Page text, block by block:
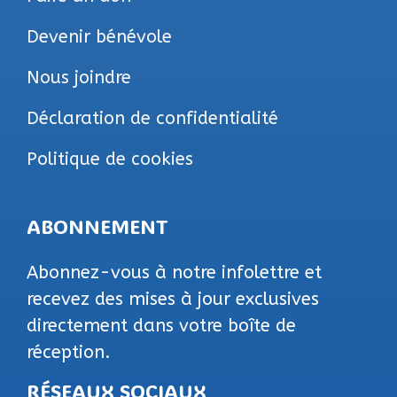
Devenir bénévole
Nous joindre
Déclaration de confidentialité
Politique de cookies
ABONNEMENT
Abonnez-vous à notre infolettre et
recevez des mises à jour exclusives
directement dans votre boîte de
réception.
RÉSEAUX SOCIAUX